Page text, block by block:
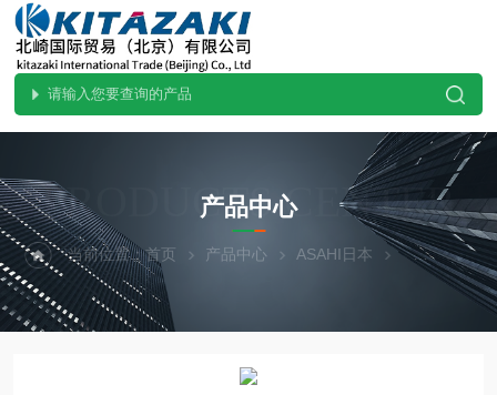
PRODUCTS CENTER
产品中心
当前位置：首页 产品中心 ASAHI日本 热门现货-北